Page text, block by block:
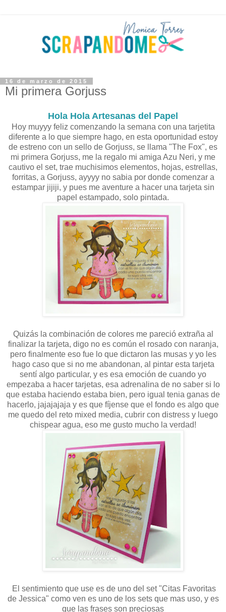
16 de marzo de 2015
Mi primera Gorjuss
Hola Hola Artesanas del Papel
Hoy muyyy feliz comenzando la semana con una tarjetita
diferente a lo que siempre hago, en esta oportunidad estoy
de estreno con un sello de Gorjuss, se llama "The Fox", es
mi primera Gorjuss, me la regalo mi amiga Azu Neri, y me
cautivo el set, trae muchisimos elementos, hojas, estrellas,
forritas, a Gorjuss, ayyyy no sabia por donde comenzar a
estampar jijiji, y pues me aventure a hacer una tarjeta sin
papel estampado, solo pintada.
Quizás la combinación de colores me pareció extraña al
finalizar la tarjeta, digo no es común el rosado con naranja,
pero finalmente eso fue lo que dictaron las musas y yo les
hago caso que si no me abandonan, al pintar esta tarjeta
sentí algo particular, y es esa emoción de cuando yo
empezaba a hacer tarjetas, esa adrenalina de no saber si lo
que estaba haciendo estaba bien, pero igual tenia ganas de
hacerlo, jajajajaja y es que fíjense que el fondo es algo que
me quedo del reto mixed media, cubrir con distress y luego
chispear agua, eso me gusto mucho la verdad!
El sentimiento que use es de uno del set "Citas Favoritas
de Jessica" como ven es uno de los sets que mas uso, y es
que las frases son preciosas